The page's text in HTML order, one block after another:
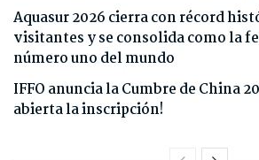
Aquasur 2026 cierra con récord
visitantes y se consolida como la
número uno del mundo
IFFO anuncia la Cumbre de China
abierta la inscripción!